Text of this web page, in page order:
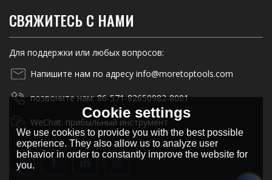
СВЯЖИТЕСЬ С НАМИ
Для поддержки или любых вопросов:
Напишите нам по адресу info@moretoptools.com
позвоните нам: 86-571-82650982-8001
WeChat: прибыльный инструмент
Cookie settings
We use cookies to provide you with the best possible
experience. They also allow us to analyze user
behavior in order to constantly improve the website for
you.